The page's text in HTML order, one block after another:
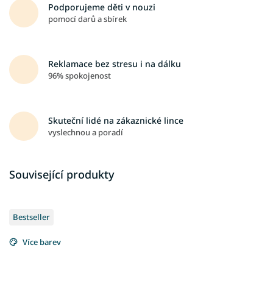
Podporujeme děti v nouzi
pomocí darů a sbírek
Reklamace bez stresu i na dálku
96% spokojenost
Skuteční lidé na zákaznické lince
vyslechnou a poradí
Související produkty
Bestseller
Více barev